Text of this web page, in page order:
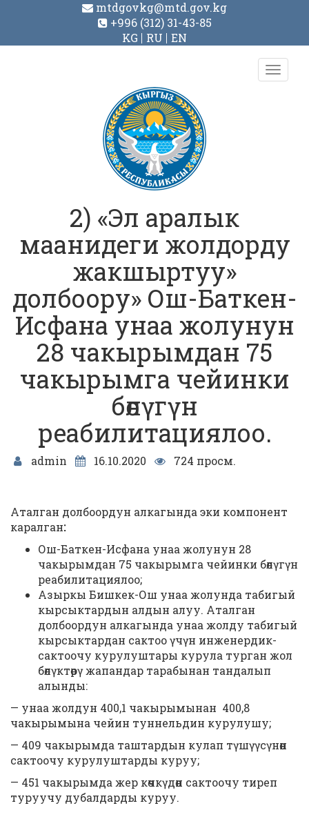
mtdgovkg@mtd.gov.kg
+996 (312) 31-43-85
KG
RU EN
Toggle
2) «Эл аралык
маанидеги жолдорду
жакшыртуу»
долбоору» Ош-Баткен-
Исфана унаа жолунун
28 чакырымдан 75
чакырымга чейинки
бөлүгүн
реабилитациялоо.
admin 16.10.2020 724 просм.
Аталган долбоордун алкагында эки компонент
каралган:
Ош-Баткен-Исфана унаа жолунун 28
чакырымдан 75 чакырымга чейинки бөлүгүн
реабилитациялоо;
Азыркы Бишкек-Ош унаа жолунда табигый
кырсыктардын алдын алуу. Аталган
долбоордун алкагында унаа жолду табигый
кырсыктардан сактоо үчүн инженердик-
сактоочу курулуштары курула турган жол
бөлүктөрү жапандар тарабынан тандалып
алынды:
— унаа жолдун 400,1 чакырымынан 400,8
чакырымына чейин туннельдин курулушу;
— 409 чакырымда таштардын кулап түшүүсүнөн
сактоочу курулуштарды куруу;
— 451 чакырымда жер көчкүдөн сактоочу тиреп
туруучу дубалдарды куруу.